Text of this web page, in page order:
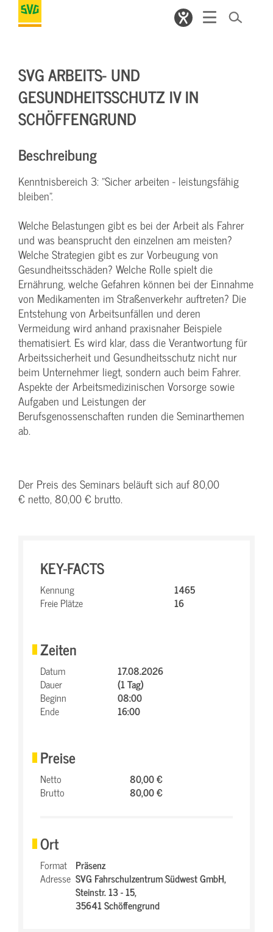
SVG ARBEITS- UND
GESUNDHEITSSCHUTZ IV IN
SCHÖFFENGRUND
Beschreibung
Kenntnisbereich 3: "Sicher arbeiten - leistungsfähig
bleiben".
Welche Belastungen gibt es bei der Arbeit als Fahrer
und was beansprucht den einzelnen am meisten?
Welche Strategien gibt es zur Vorbeugung von
Gesundheitsschäden? Welche Rolle spielt die
Ernährung, welche Gefahren können bei der Einnahme
von Medikamenten im Straßenverkehr auftreten? Die
Entstehung von Arbeitsunfällen und deren
Vermeidung wird anhand praxisnaher Beispiele
thematisiert. Es wird klar, dass die Verantwortung für
Arbeitssicherheit und Gesundheitsschutz nicht nur
beim Unternehmer liegt, sondern auch beim Fahrer.
Aspekte der Arbeitsmedizinischen Vorsorge sowie
Aufgaben und Leistungen der
Berufsgenossenschaften runden die Seminarthemen
ab.
Der Preis des Seminars beläuft sich auf 80,00
€ netto, 80,00 € brutto.
KEY-FACTS
Kennung
1465
Freie Plätze
16
Zeiten
Datum
17.08.2026
Dauer
(1 Tag)
Beginn
08:00
Ende
16:00
Preise
Netto
80,00 €
Brutto
80,00 €
Ort
Format Präsenz
Adresse SVG Fahrschulzentrum Südwest GmbH,
Steinstr. 13 - 15,
35641 Schöffengrund